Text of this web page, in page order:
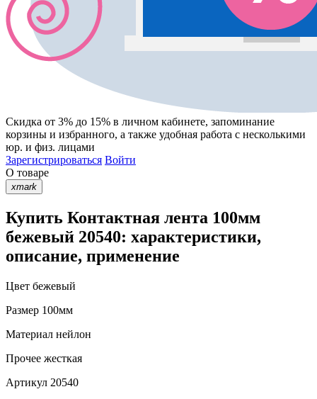
Скидка от 3% до 15% в личном кабинете, запоминание
корзины и избранного, а также удобная работа с несколькими
юр. и физ. лицами
Зарегистрироваться Войти
О товаре
xmark
Купить Контактная лента 100мм
бежевый 20540: характеристики,
описание, применение
Цвет бежевый
Размер 100мм
Материал нейлон
Прочее жесткая
Артикул 20540